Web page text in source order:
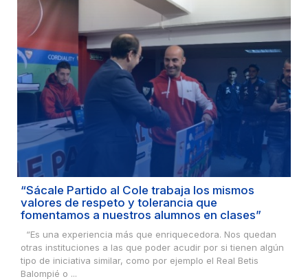
“Sácale Partido al Cole trabaja los mismos
valores de respeto y tolerancia que
fomentamos a nuestros alumnos en clases”
“Es una experiencia más que enriquecedora. Nos quedan
otras instituciones a las que poder acudir por si tienen algún
tipo de iniciativa similar, como por ejemplo el Real Betis
Balompié o ...